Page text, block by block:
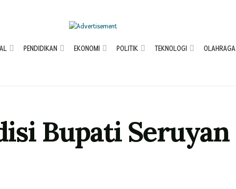
PENDIDIKAN EKONOMI POLITIK TEKNOLOGI OLAHRAGA
Bupati Seruyan